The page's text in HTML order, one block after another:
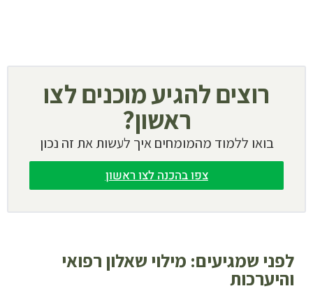
והערכות
רוצים להגיע מוכנים לצו
ראשון?
בואו ללמוד מהמומחים איך לעשות את זה נכון
צפו בהכנה לצו ראשון
לפני שמגיעים: מילוי שאלון רפואי
והיערכות